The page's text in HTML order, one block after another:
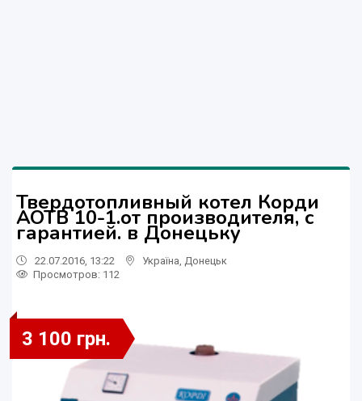
Твердотопливный котел Корди
АОТВ 10-1.от производителя, с
гарантией. в Донецьку
22.07.2016, 13:22 Україна Донецьк
Просмотров: 112
3 100 грн.